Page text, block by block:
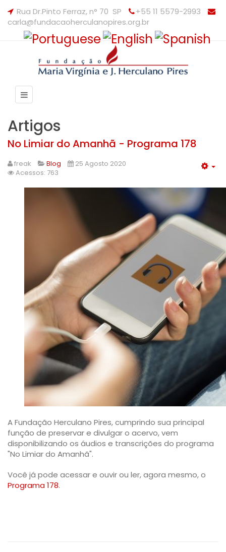
Rua Dr.Pinto Ferraz, n° 70 SP
+55 11 5579-2993
carla@fundacaoherculanopires.org.br
Artigos
No Limiar do Amanhã - Programa 178
freak Blog
25 Agosto 2020
Acessos: 763
A Fundação Herculano Pires, cumprindo sua principal
função de preservar e divulgar o acervo, vem
disponibilizando os áudios e transcrições do programa
"No Limiar do Amanhã".
Você já pode acessar e ouvir ou ler, agora mesmo, o
Programa 178.